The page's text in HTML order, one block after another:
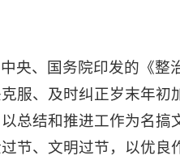
央、国务院印发的《整
服、及时纠正岁末年初
总结和推进工作为名搞
节、文明过节，以优良